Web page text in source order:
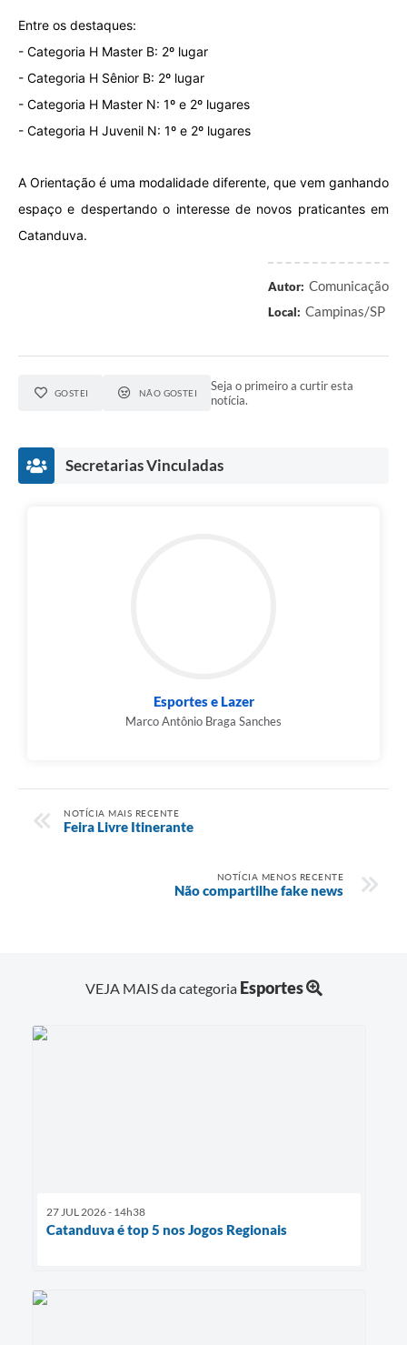
Diário Oficial
Contato
Entre os destaques:
- Categoria H Master B: 2º lugar
- Categoria H Sênior B: 2º lugar
- Categoria H Master N: 1º e 2º lugares
- Categoria H Juvenil N: 1º e 2º lugares
A Orientação é uma modalidade diferente, que vem ganhando
espaço e despertando o interesse de novos praticantes em
Catanduva.
Autor: Comunicação
Local: Campinas/SP
GOSTEI NÃO GOSTEI
Seja o primeiro a curtir esta
notícia.
Secretarias Vinculadas
Esportes e Lazer
Marco Antônio Braga Sanches
NOTÍCIA MAIS RECENTE
Feira Livre Itinerante
NOTÍCIA MENOS RECENTE
Não compartilhe fake news
VEJA MAIS da categoria Esportes
27 JUL 2026 - 14h38
Catanduva é top 5 nos Jogos Regionais